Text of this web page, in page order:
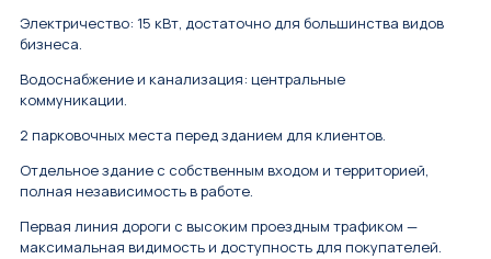
Электричество: 15 кВт, достаточно для большинства видов
бизнеса.
Водоснабжение и канализация: центральные
коммуникации.
2 парковочных места перед зданием для клиентов.
Отдельное здание с собственным входом и территорией,
полная независимость в работе.
Первая линия дороги с высоким проездным трафиком —
максимальная видимость и доступность для покупателей.